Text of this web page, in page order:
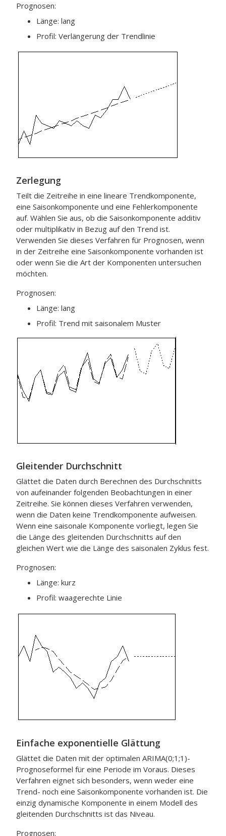
Prognosen:
Länge: lang
Profil: Verlängerung der Trendlinie
Zerlegung
Teilt die Zeitreihe in eine lineare Trendkomponente,
eine Saisonkomponente und eine Fehlerkomponente
auf. Wählen Sie aus, ob die Saisonkomponente additiv
oder multiplikativ in Bezug auf den Trend ist.
Verwenden Sie dieses Verfahren für Prognosen, wenn
in der Zeitreihe eine Saisonkomponente vorhanden ist
oder wenn Sie die Art der Komponenten untersuchen
möchten.
Prognosen:
Länge: lang
Profil: Trend mit saisonalem Muster
Gleitender Durchschnitt
Glättet die Daten durch Berechnen des Durchschnitts
von aufeinander folgenden Beobachtungen in einer
Zeitreihe. Sie können dieses Verfahren verwenden,
wenn die Daten keine Trendkomponente aufweisen.
Wenn eine saisonale Komponente vorliegt, legen Sie
die Länge des gleitenden Durchschnitts auf den
gleichen Wert wie die Länge des saisonalen Zyklus fest.
Prognosen:
Länge: kurz
Profil: waagerechte Linie
Einfache exponentielle Glättung
Glättet die Daten mit der optimalen ARIMA(0;1;1)-
Prognoseformel für eine Periode im Voraus. Dieses
Verfahren eignet sich besonders, wenn weder eine
Trend- noch eine Saisonkomponente vorhanden ist. Die
einzig dynamische Komponente in einem Modell des
gleitenden Durchschnitts ist das Niveau.
Prognosen: